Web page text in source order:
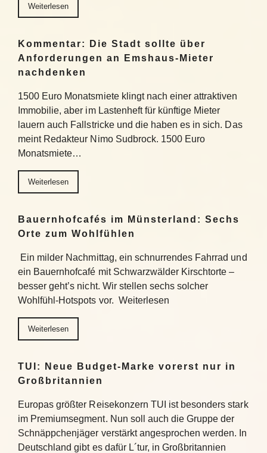
Weiterlesen
Kommentar: Die Stadt sollte über
Anforderungen an Emshaus-Mieter
nachdenken
1500 Euro Monatsmiete klingt nach einer attraktiven
Immobilie, aber im Lastenheft für künftige Mieter
lauern auch Fallstricke und die haben es in sich. Das
meint Redakteur Nimo Sudbrock. 1500 Euro
Monatsmiete…
Weiterlesen
Bauernhofcafés im Münsterland: Sechs
Orte zum Wohlfühlen
Ein milder Nachmittag, ein schnurrendes Fahrrad und
ein Bauernhofcafé mit Schwarzwälder Kirschtorte –
besser geht’s nicht. Wir stellen sechs solcher
Wohlfühl-Hotspots vor. Weiterlesen
Weiterlesen
TUI: Neue Budget-Marke vorerst nur in
Großbritannien
Europas größter Reisekonzern TUI ist besonders stark
im Premiumsegment. Nun soll auch die Gruppe der
Schnäppchenjäger verstärkt angesprochen werden. In
Deutschland gibt es dafür L´tur, in Großbritannien